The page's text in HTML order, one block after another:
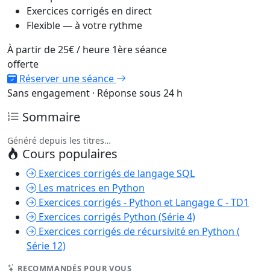
Exercices corrigés en direct
Flexible — à votre rythme
À partir de25€/ heure 1ère séance
offerte
Réserver une séance
Sans engagement · Réponse sous 24 h
Sommaire
Généré depuis les titres…
Cours populaires
Exercices corrigés de langage SQL
Les matrices en Python
Exercices corrigés - Python et Langage C - TD1
Exercices corrigés Python (Série 4)
Exercices corrigés de récursivité en Python (
Série 12)
RECOMMANDÉS POUR VOUS